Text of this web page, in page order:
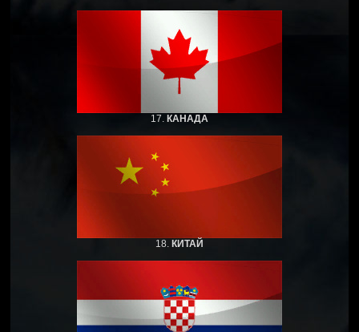
17. КАНАДА
18. КИТАЙ